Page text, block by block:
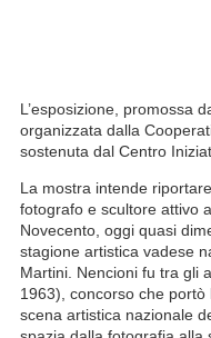
L’esposizione, promossa
organizzata dalla
sostenuta dal Centro
La mostra intende
fotografo e scultore attivo
Novecento, oggi quasi
stagione artistica vadese
Martini. Nencioni fu tra gli
1963), concorso che
scena artistica nazionale